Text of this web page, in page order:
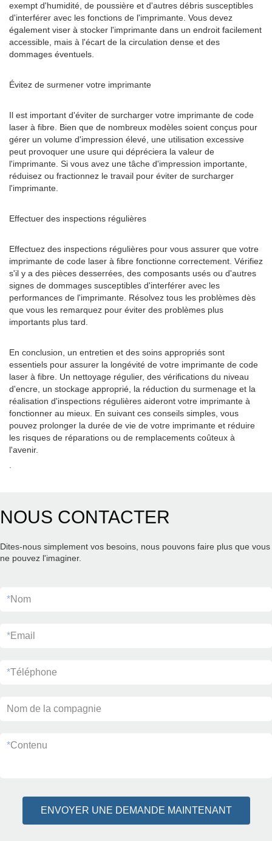
exempt d'humidité, de poussière et d'autres débris susceptibles
d'interférer avec les fonctions de l'imprimante. Vous devez
également viser à stocker l'imprimante dans un endroit facilement
accessible, mais à l'écart de la circulation dense et des
dommages éventuels.
Évitez de surmener votre imprimante
Il est important d'éviter de surcharger votre imprimante de code
laser à fibre. Bien que de nombreux modèles soient conçus pour
gérer un volume d'impression élevé, une utilisation excessive
peut provoquer une usure qui dépréciera la valeur de
l'imprimante. Si vous avez une tâche d'impression importante,
réduisez ou fractionnez le travail pour éviter de surcharger
l'imprimante.
Effectuer des inspections régulières
Effectuez des inspections régulières pour vous assurer que votre
imprimante de code laser à fibre fonctionne correctement. Vérifiez
s'il y a des pièces desserrées, des composants usés ou d'autres
signes de dommages susceptibles d'interférer avec les
performances de l'imprimante. Résolvez tous les problèmes dès
que vous les remarquez pour éviter des problèmes plus
importants plus tard.
En conclusion, un entretien et des soins appropriés sont
essentiels pour assurer la longévité de votre imprimante de code
laser à fibre. Un nettoyage régulier, des vérifications du niveau
d'encre, un stockage approprié, la réduction du surmenage et la
réalisation d'inspections régulières aideront votre imprimante à
fonctionner au mieux. En suivant ces conseils simples, vous
pouvez prolonger la durée de vie de votre imprimante et réduire
les risques de réparations ou de remplacements coûteux à
l'avenir.
NOUS CONTACTER
Dites-nous simplement vos besoins, nous pouvons faire plus que vous
ne pouvez l'imaginer.
*Nom
*Email
*Téléphone
Nom de la compagnie
*Contenu
ENVOYER UNE DEMANDE MAINTENANT